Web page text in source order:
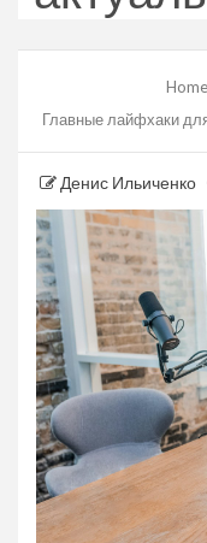
Home
Главные лайфхаки
Денис Ильиченко